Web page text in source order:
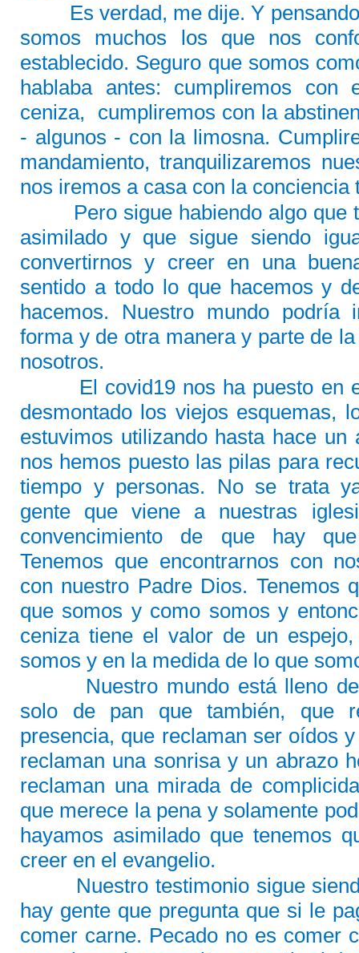
Es verdad, me dije. Y
somos muchos los que nos
establecido. Seguro que somos
hablaba antes: cumpliremos con
ceniza,
cumpliremos con la
- algunos - con la limosna.
mandamiento, tranquilizaremos
nos iremos a casa con la conciencia
Pero sigue habiendo algo que
asimilado y que sigue siendo
convertirnos y creer en una
sentido a todo lo que hacemos y
hacemos. Nuestro mundo
forma y de otra manera y parte de
nosotros.
El covid19 nos ha puesto en
desmontado los viejos esquemas,
estuvimos utilizando hasta hace un
nos hemos puesto las pilas para
tiempo y personas. No se trata
gente que viene a nuestras
convencimiento de que hay
Tenemos que encontrarnos con
con nuestro Padre Dios. Tenemos
que somos y como somos y
ceniza tiene el valor de un
somos y en la medida de lo que
Nuestro mundo está lleno
solo de pan que también, que
presencia, que reclaman ser oídos
reclaman una sonrisa y un abrazo
reclaman una mirada de
que merece la pena y solamente
hayamos asimilado que tenemos
creer en el evangelio.
Nuestro testimonio sigue
hay gente que pregunta que si le
comer carne. Pecado no es comer